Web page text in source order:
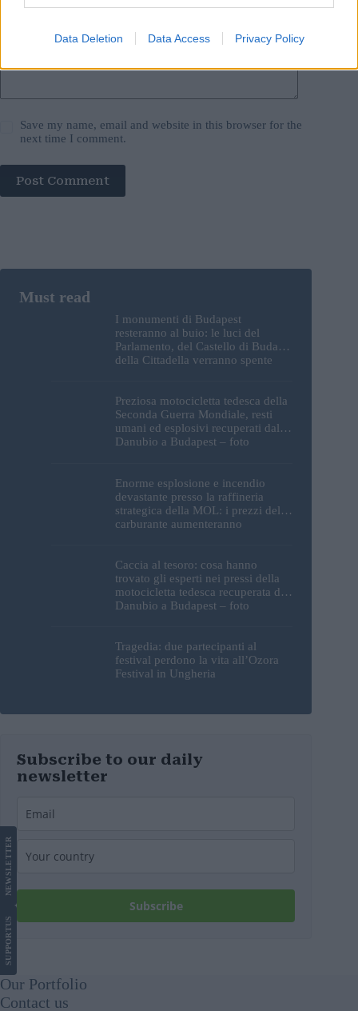
Data Deletion Data Access Privacy Policy
Save my name, email and website in this browser for the
next time I comment.
Post Comment
I monumenti di Budapest
resteranno al buio: le luci del
Parlamento, del Castello di Buda e
della Cittadella verranno spente
Preziosa motocicletta tedesca della
Seconda Guerra Mondiale, resti
umani ed esplosivi recuperati dal
Danubio a Budapest – foto
Enorme esplosione e incendio
devastante presso la raffineria
strategica della MOL: i prezzi del
carburante aumenteranno
Caccia al tesoro: cosa hanno
trovato gli esperti nei pressi della
motocicletta tedesca recuperata dal
Danubio a Budapest – foto
Tragedia: due partecipanti al
festival perdono la vita all’Ozora
Festival in Ungheria
Subscribe to our daily
newsletter
Subscribe
SUPPORT
US
NEWS
LETTER
Our Portfolio
Contact us